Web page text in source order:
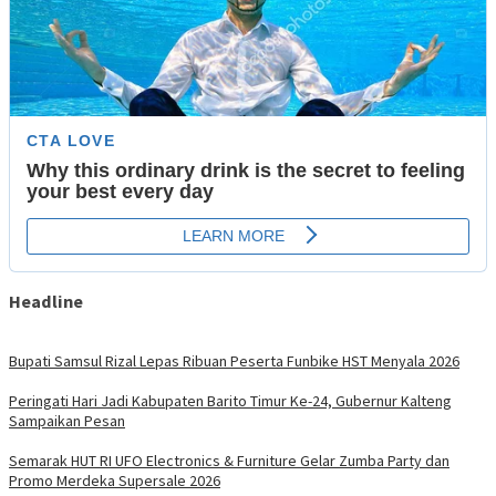
Headline
Bupati Samsul Rizal Lepas Ribuan Peserta Funbike HST Menyala 2026
Peringati Hari Jadi Kabupaten Barito Timur Ke-24, Gubernur Kalteng
Sampaikan Pesan
Semarak HUT RI UFO Electronics & Furniture Gelar Zumba Party dan
Promo Merdeka Supersale 2026